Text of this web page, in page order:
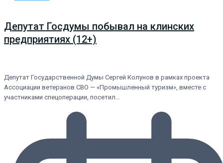
Депутат Госдумы побывал на клинских
предприятиях (12+)
Депутат Государственной Думы Сергей Колунов в рамках проекта
Ассоциации ветеранов СВО — «Промышленный туризм», вместе с
участниками спецоперации, посетил…